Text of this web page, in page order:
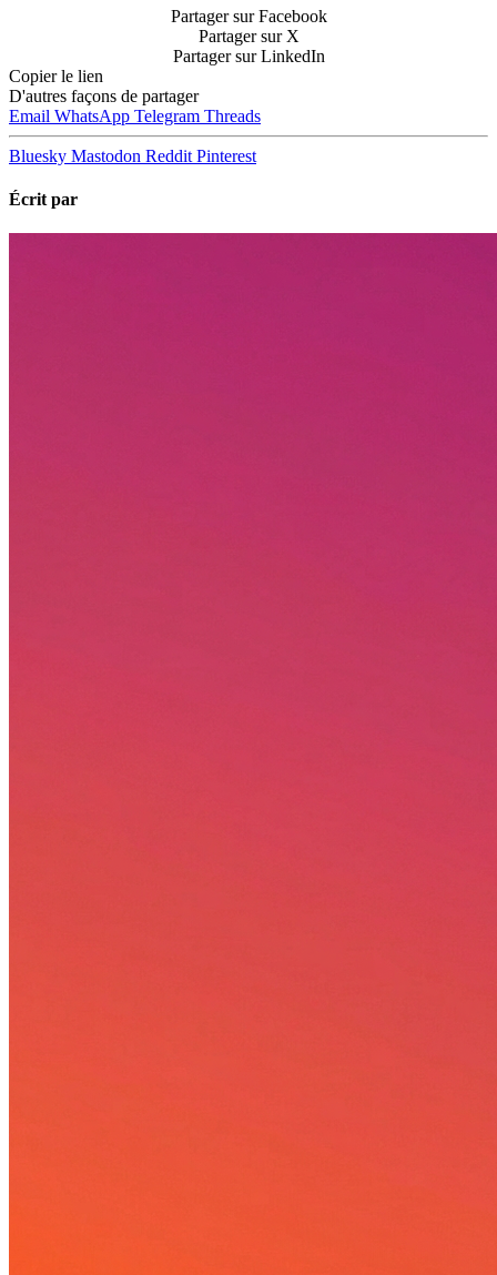
Partager sur Facebook
Partager sur X
Partager sur LinkedIn
Copier le lien
D'autres façons de partager
Email WhatsApp Telegram Threads
Bluesky Mastodon Reddit Pinterest
Écrit par